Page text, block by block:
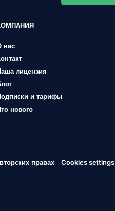
нас
лицензия
и тарифы
нового
правах Cookies settings